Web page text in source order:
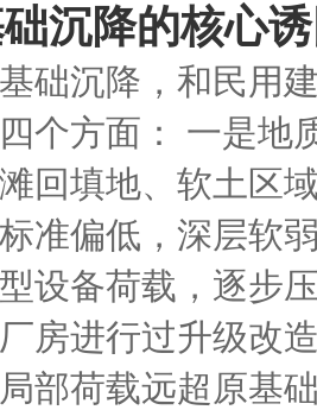
沉降的核心
础沉降，和民用
个方面： 一是地
回填地、软土区
准偏低，深层软
设备荷载，逐步
房进行过升级改
部荷载远超原基